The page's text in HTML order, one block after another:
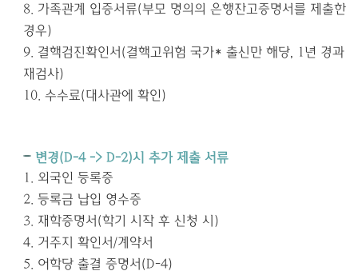
8. 가족관계 입증서류(부모 명의의 은행잔고증명서를 제출한
경우)
9. 결핵검진확인서 (결핵고위험 국가*출신만 해당, 1년 경과
재검사)
10.수수료(대사관에 확인)
변경(D-4 -> D-2)시 추가 제출 서류
1. 외국인 등록증
2.등록금 납입 영수증
3. 재학증명서 (학기 시작 후 신청 시 )
4. 거주지 확인서/계약서
5. 어학당 출결 증명서 (D-4)